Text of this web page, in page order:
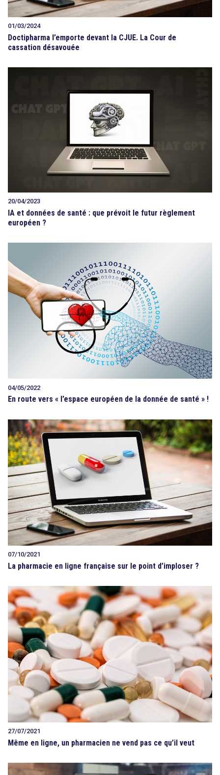
01/03/2024
Doctipharma l’emporte devant la CJUE. La Cour de
cassation désavouée
20/04/2023
IA et données de santé : que prévoit le futur règlement
européen ?
04/05/2022
En route vers « l’espace européen de la donnée de santé » !
07/10/2021
La pharmacie en ligne française sur le point d’imploser ?
27/07/2021
Même en ligne, un pharmacien ne vend pas ce qu’il veut